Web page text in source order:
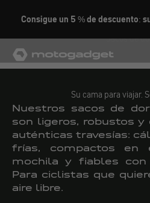
Consigue un 5 % de descuento:
motogadget GmbH
Sacos de
Su cama para viajar.
Nuestros sacos de
son ligeros, robustos y
auténticas travesías:
frías, compactos
mochila y fiables con
Para ciclistas que
aire libre.